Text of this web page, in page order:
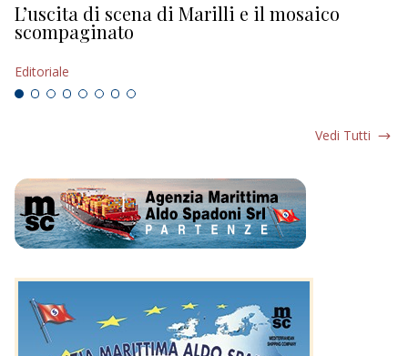
L’uscita di scena di Marilli e il mosaico
scompaginato
Editoriale
Vedi Tutti